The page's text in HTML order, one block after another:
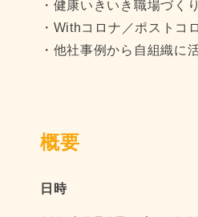
・健康いきいき職場づく
・Withコロナ／ポストコ
・他社事例から自組織に
概要
日時